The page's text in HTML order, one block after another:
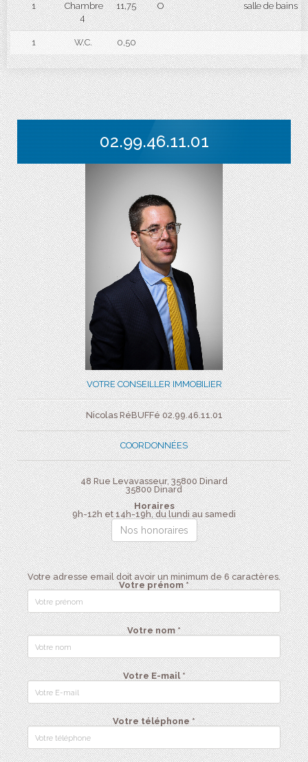
1
Chambre
4
11,75 O salle de bains
1 W.C. 0,50
02.99.46.11.01
VOTRE CONSEILLER IMMOBILIER
Nicolas RéBUFFé 02.99.46.11.01
COORDONNÉES
48 Rue Levavasseur, 35800 Dinard
35800 Dinard
Horaires
9h-12h et 14h-19h, du lundi au samedi
Nos honoraires
Votre adresse email doit avoir un minimum de 6 caractères.
Votre prénom *
Votre nom *
Votre E-mail *
Votre téléphone *